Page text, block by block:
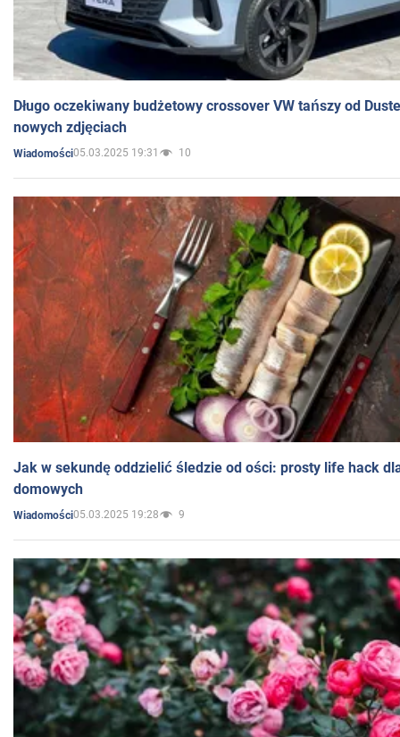
Długo oczekiwany budżetowy crossover VW tańszy od
nowych zdjęciach
Wiadomości05.03.2025 19:31 10
Jak w sekundę oddzielić śledzie od ości: prosty life hack
domowych
Wiadomości05.03.2025 19:28 9